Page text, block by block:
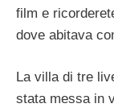
film e
dove abitava
La villa di tre
stata messa in